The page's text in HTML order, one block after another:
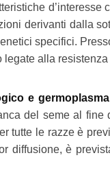
derivanti dalla
specifici.
alla
e germoplasma
del seme al
tutte le razze è
diffusione, è